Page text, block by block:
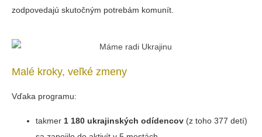
zodpovedajú skutočným potrebám komunít.
Malé kroky, veľké zmeny
Vďaka programu:
takmer 1 180 ukrajinských odídencov (z toho 377 detí)